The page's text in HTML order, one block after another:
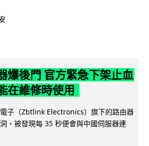
爆後門 官方緊急下架止血
在維修時使用
子（Zbtlink Electronics）旗下的路由器
，被發現每 35 秒便會與中國伺服器連